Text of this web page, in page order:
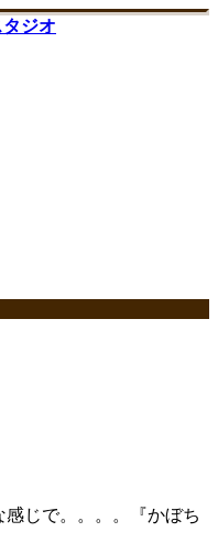
じで。。。。『かぼち